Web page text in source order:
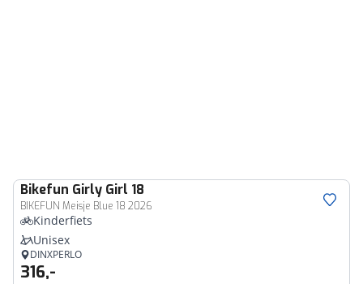
Bikefun Girly Girl 18
BIKEFUN Meisje Blue 18 2026
Kinderfiets
Unisex
DINXPERLO
316,-